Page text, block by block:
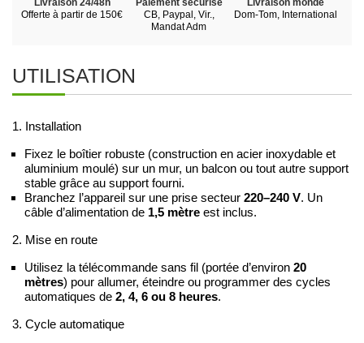
Offerte à partir de 150€
CB, Paypal, Vir.,
Mandat Adm
Dom-Tom, International
UTILISATION
1. Installation
Fixez le boîtier robuste (construction en acier inoxydable et
aluminium moulé) sur un mur, un balcon ou tout autre support
stable grâce au support fourni.
Branchez l’appareil sur une prise secteur 220–240 V. Un
câble d’alimentation de 1,5 mètre est inclus.
2. Mise en route
Utilisez la télécommande sans fil (portée d’environ 20
mètres) pour allumer, éteindre ou programmer des cycles
automatiques de 2, 4, 6 ou 8 heures.
3. Cycle automatique